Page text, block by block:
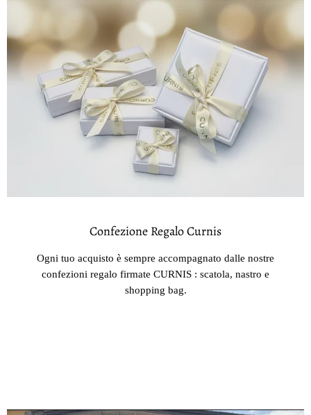
Confezione Regalo Curnis
Ogni tuo acquisto è sempre accompagnato dalle nostre
confezioni regalo firmate CURNIS : scatola, nastro e
shopping bag.